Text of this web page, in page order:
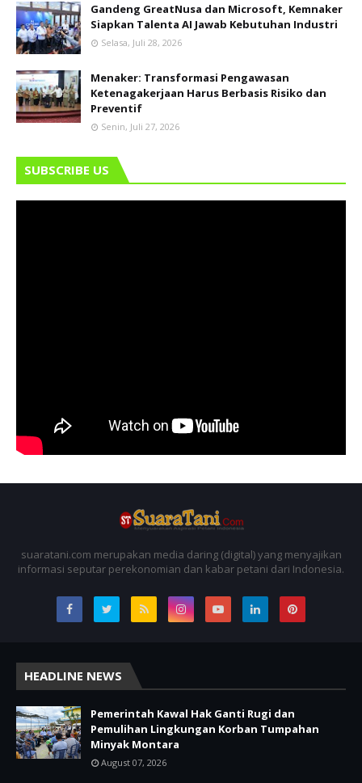
Gandeng GreatNusa dan Microsoft, Kemnaker
Siapkan Talenta AI Jawab Kebutuhan Industri
Selasa, Juli 28, 2026
Menaker: Transformasi Pengawasan
Ketenagakerjaan Harus Berbasis Risiko dan
Preventif
Senin, Juli 27, 2026
SUBSCRIBE US
suaratani.com merupakan media daring (digital) yang menyajikan
informasi seputar perekonomian dan kabar petani dari Indonesia.
HEADLINE NEWS
Pemerintah Kawal Hak Ganti Rugi dan
Pemulihan Lingkungan Korban Tumpahan
Minyak Montara
August 07, 2026